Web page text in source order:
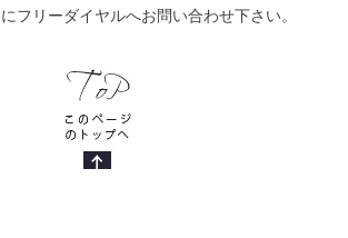
フリーダイヤルへお問い合わせ下さい。